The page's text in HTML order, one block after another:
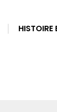
HISTOIRE